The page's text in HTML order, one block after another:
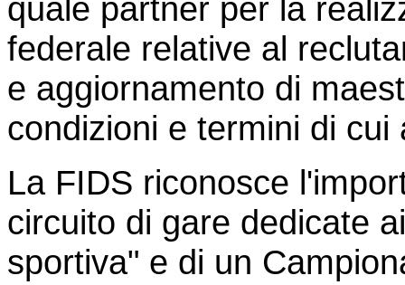
quale partner per la
federale relative al
e aggiornamento di
condizioni e termini di cui
La FIDS riconosce
circuito di gare dedicate
sportiva" e di un